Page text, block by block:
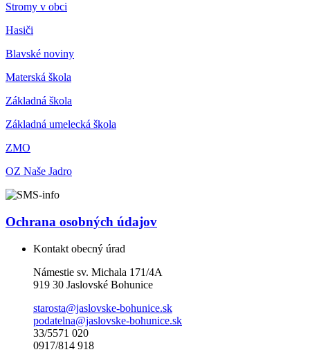
Stromy v obci
Hasiči
Blavské noviny
Materská škola
Základná škola
Základná umelecká škola
ZMO
OZ Naše Jadro
Ochrana osobných údajov
Kontakt obecný úrad
Námestie sv. Michala 171/4A
919 30 Jaslovské Bohunice
starosta@jaslovske-bohunice.sk
podatelna@jaslovske-bohunice.sk
33/5571 020
0917/814 918